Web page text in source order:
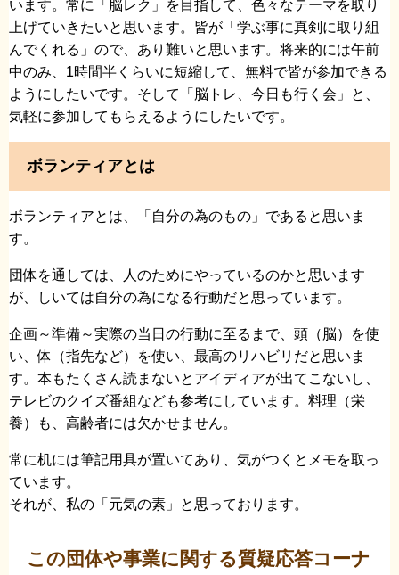
います。常に「脳レク」を目指して、色々なテーマを取り
上げていきたいと思います。皆が「学ぶ事に真剣に取り組
んでくれる」ので、あり難いと思います。将来的には午前
中のみ、1時間半くらいに短縮して、無料で皆が参加できる
ようにしたいです。そして「脳トレ、今日も行く会」と、
気軽に参加してもらえるようにしたいです。
ボランティアとは
ボランティアとは、「自分の為のもの」であると思いま
す。
団体を通しては、人のためにやっているのかと思います
が、しいては自分の為になる行動だと思っています。
企画～準備～実際の当日の行動に至るまで、頭（脳）を使
い、体（指先など）を使い、最高のリハビリだと思いま
す。本もたくさん読まないとアイディアが出てこないし、
テレビのクイズ番組なども参考にしています。料理（栄
養）も、高齢者には欠かせません。
常に机には筆記用具が置いてあり、気がつくとメモを取っ
ています。
それが、私の「元気の素」と思っております。
この団体や事業に関する質疑応答コーナ